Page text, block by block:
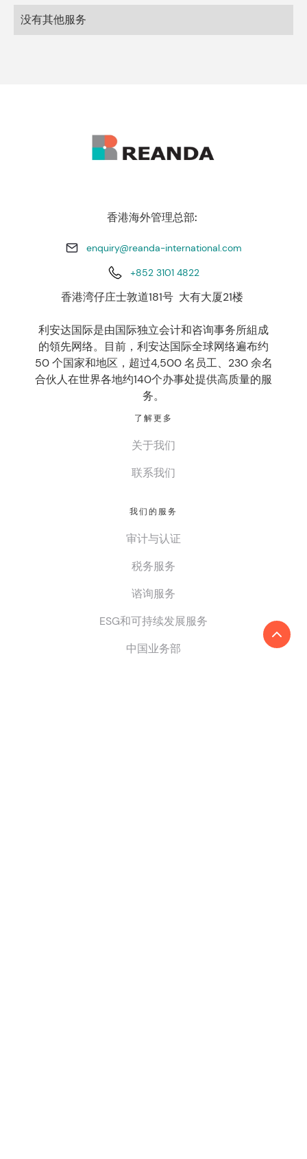
没有其他服务
香港海外管理总部:
enquiry@reanda-international.com
+852 3101 4822
香港湾仔庄士敦道181号 大有大厦21楼
利安达国际是由国际独立会计和咨询事务所組成
的領先网络。目前，利安达国际全球网络遍布约
50 个国家和地区，超过4,500 名员工、230 余名
合伙人在世界各地约140个办事处提供高质量的服
务。
了解更多
关于我们
联系我们
我们的服务
审计与认证
税务服务
谘询服务
ESG和可持续发展服务
中国业务部